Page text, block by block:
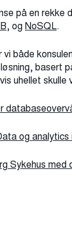
på en rekke
, og NoSQL.
vi både
basert
uhellet
og analytics
Sykehus